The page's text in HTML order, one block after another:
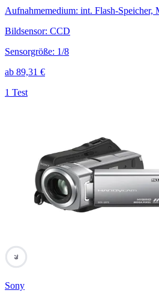
Aufnahmemedium: int. Flash-Speicher,
Bildsensor: CCD
Sensorgröße: 1/8
ab 89,31 €
1 Test
79
Sony